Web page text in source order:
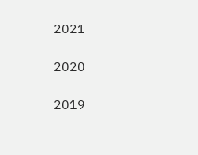
2021
2020
2019